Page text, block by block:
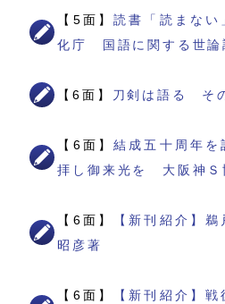
【5面】読書「読まな
化庁 国語に関する世論
【6面】 刀剣は語る そ
【6面】結成五十周年
拝し御来光を 大阪神Ｓ
【6面】
【新刊紹介】
昭彦著
【6面】
【新刊紹介】